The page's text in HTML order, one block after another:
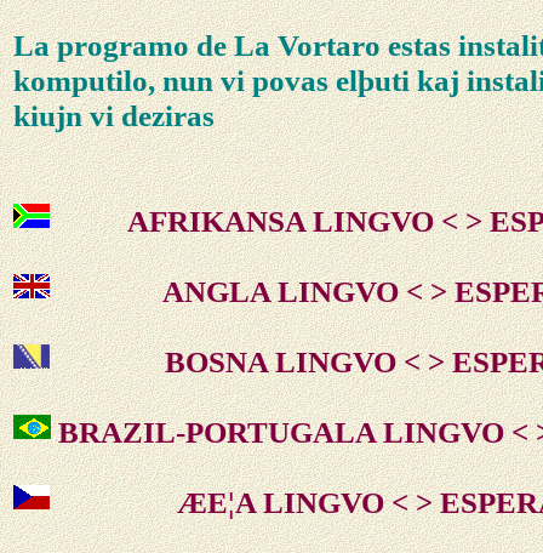
La programo de La Vortaro estas
komputilo, nun vi povas elþuti kaj
kiujn vi deziras
AFRIKANSA LINGVO < >
ANGLA LINGVO < >
BOSNA LINGVO < >
BRAZIL-PORTUGALA LINGVO <
ÆE¦A LINGVO < >